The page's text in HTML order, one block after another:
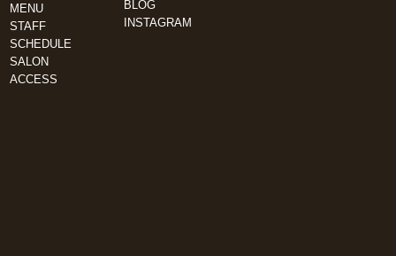
MENU
STAFF
SCHEDULE
SALON
ACCESS
BLOG
INSTAGRAM